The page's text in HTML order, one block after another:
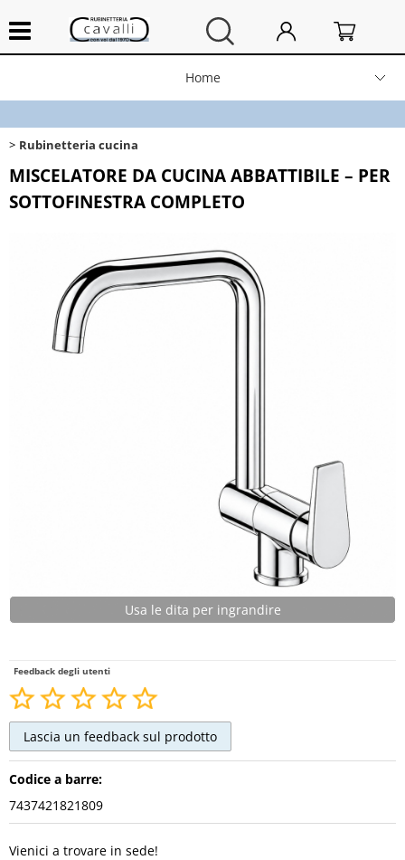
Home
Contatti
Spedizioni e resi
Rubinetteria cucina
MISCELATORE DA CUCINA ABBATTIBILE – PER
SOTTOFINESTRA COMPLETO
Usa le dita per ingrandire
Feedback degli utenti
Codice a barre:
7437421821809
Vienici a trovare in sede!